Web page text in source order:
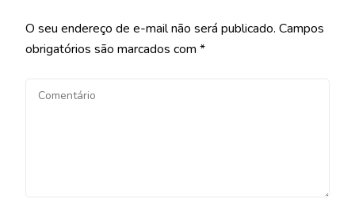
O seu endereço de e-mail não será publicado. Campos
obrigatórios são marcados com *